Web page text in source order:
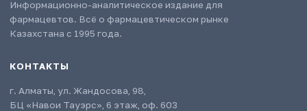
Информационно-аналитическое издание для
фармацевтов. Всё о фармацевтическом рынке
Казахстана с 1995 года.
КОНТАКТЫ
г. Алматы, ул. Жандосова, 98,
БЦ «Навои Тауэрс», 6 этаж, оф. 603